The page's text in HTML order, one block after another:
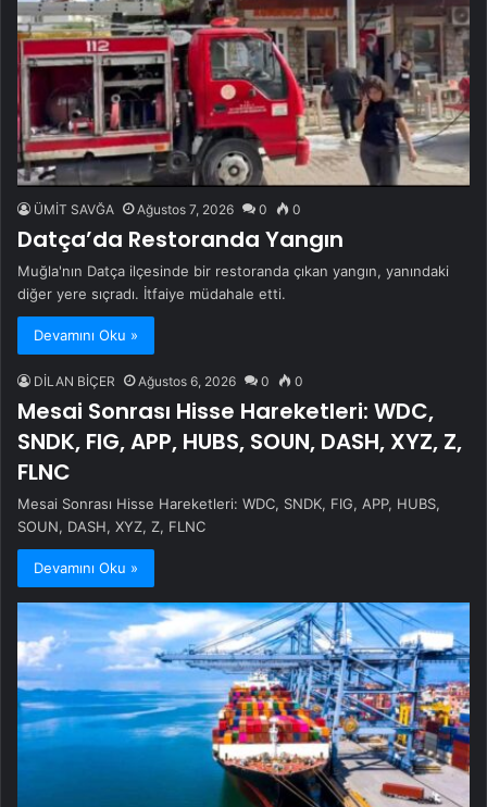
ÜMİT SAVĞA Ağustos 7, 2026 0 0
Datça’da Restoranda Yangın
Muğla'nın Datça ilçesinde bir restoranda çıkan yangın, yanındaki
diğer yere sıçradı. İtfaiye müdahale etti.
Devamını Oku »
DİLAN BİÇER Ağustos 6, 2026 0 0
Mesai Sonrası Hisse Hareketleri: WDC,
SNDK, FIG, APP, HUBS, SOUN, DASH, XYZ, Z,
FLNC
Mesai Sonrası Hisse Hareketleri: WDC, SNDK, FIG, APP, HUBS,
SOUN, DASH, XYZ, Z, FLNC
Devamını Oku »